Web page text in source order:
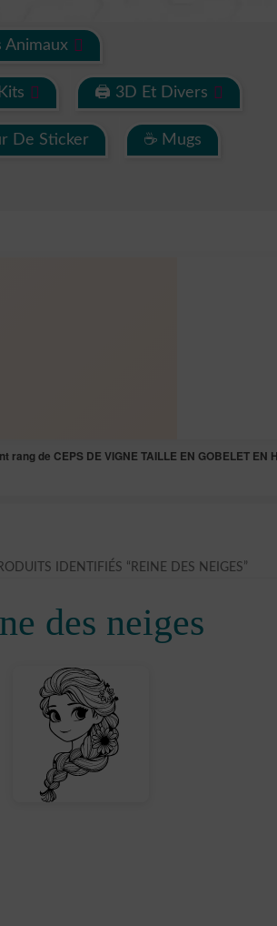
Animaux
🖨 3D Et Divers
De Sticker ☕ Mugs
rang de CEPS DE VIGNE TAILLE EN GOBELET
IDENTIFIÉS “REINE DES NEIGES”
des neiges